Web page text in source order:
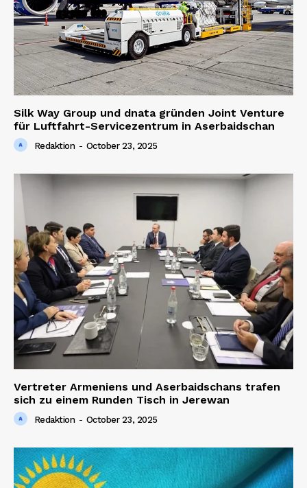
Silk Way Group und dnata gründen Joint Venture
für Luftfahrt-Servicezentrum in Aserbaidschan
Redaktion - October 23, 2025
Vertreter Armeniens und Aserbaidschans trafen
sich zu einem Runden Tisch in Jerewan
Redaktion - October 23, 2025